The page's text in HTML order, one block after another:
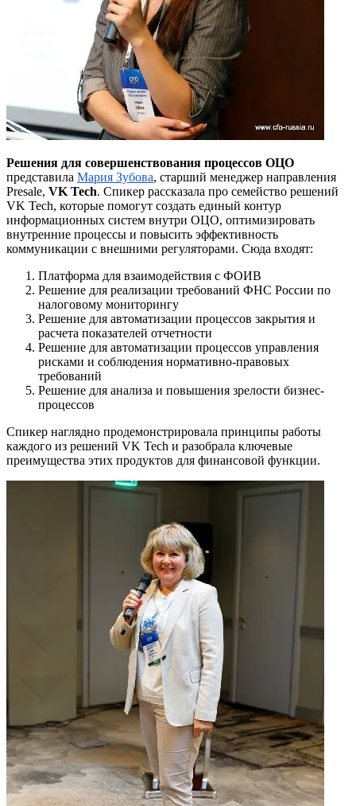
Решения для совершенствования процессов ОЦО
представила Мария Зубова, старший менеджер направления
Presale, VK Tech. Спикер рассказала про семейство решений
VK Tech, которые помогут создать единый контур
информационных систем внутри ОЦО, оптимизировать
внутренние процессы и повысить эффективность
коммуникации с внешними регуляторами. Сюда входят:
Платформа для взаимодействия с ФОИВ
Решение для реализации требований ФНС России по
налоговому мониторингу
Решение для автоматизации процессов закрытия и
расчета показателей отчетности
Решение для автоматизации процессов управления
рисками и соблюдения нормативно-правовых
требований
Решение для анализа и повышения зрелости бизнес-
процессов
Спикер наглядно продемонстрировала принципы работы
каждого из решений VK Tech и разобрала ключевые
преимущества этих продуктов для финансовой функции.